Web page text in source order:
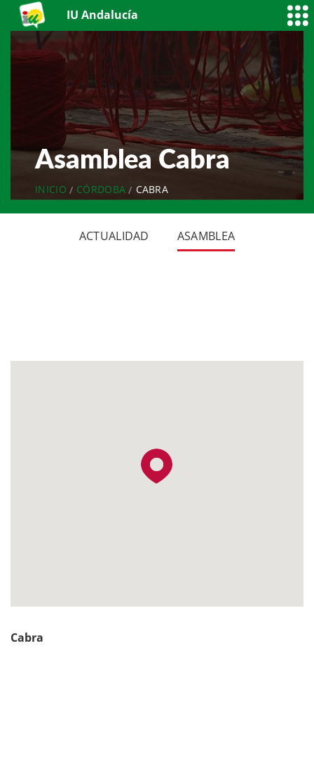
IU Andalucía
Asamblea Cabra
INICIO CÓRDOBA CABRA
ACTUALIDAD ASAMBLEA
Cabra